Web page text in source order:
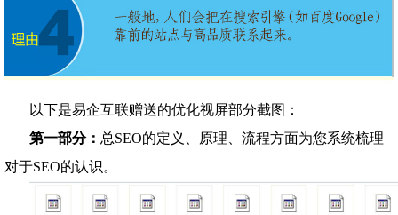
以下是易企互联赠送的优化视屏部分截图：
第一部分： 总SEO的定义、原理、流程方面为您系统梳理
对于SEO的认识。